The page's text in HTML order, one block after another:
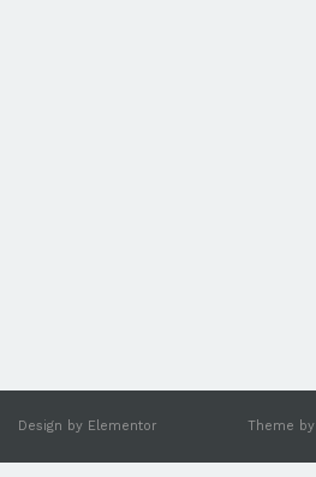
Theme by
Design by Elementor